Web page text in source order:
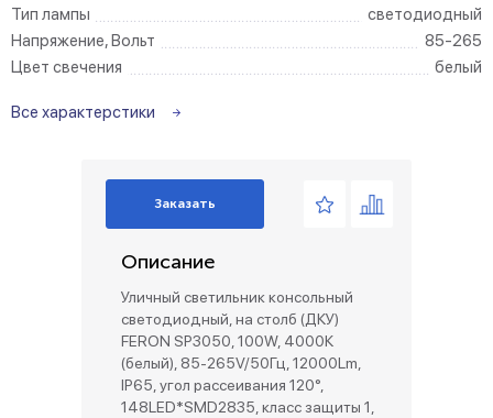
Тип лампы
светодиодный
Напряжение, Вольт
85-265
Цвет свечения
белый
Все характерстики
Заказать
Описание
Уличный светильник консольный
светодиодный, на столб (ДКУ)
FERON SP3050, 100W, 4000К
(белый), 85-265V/50Гц, 12000Lm,
IP65, угол рассеивания 120°,
148LED*SMD2835, класс защиты 1,